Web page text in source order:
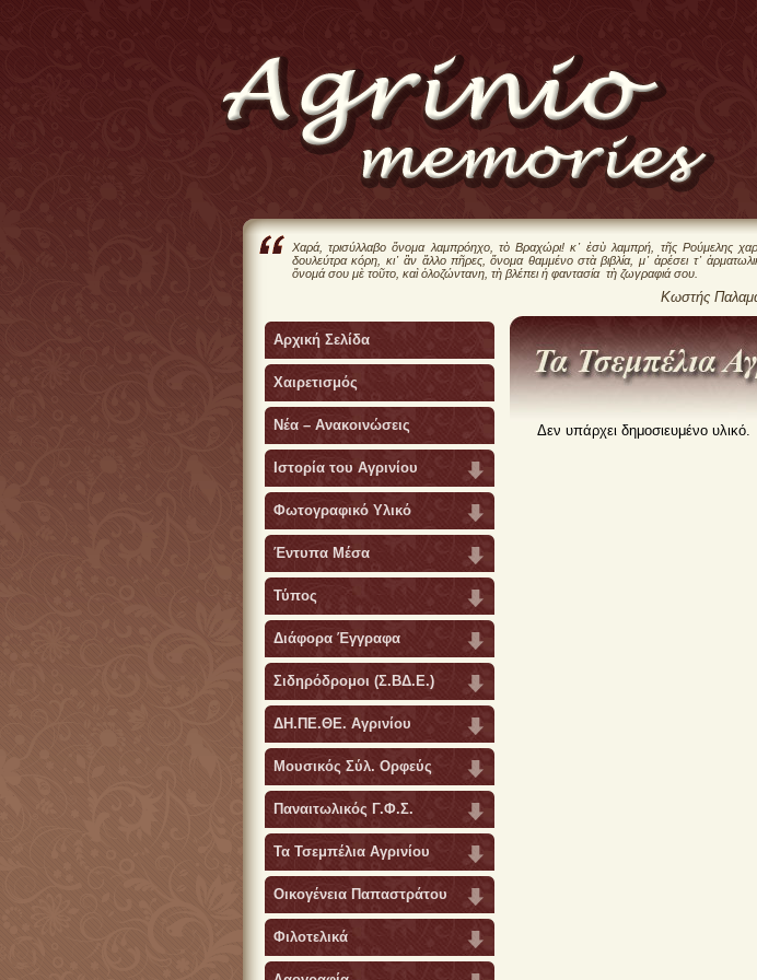
Χαρά, τρισύλλαβο ὄνομα λαμπρόηχο, τὸ Βραχώρι! κ᾿ ἐσὺ λαμπρή, τῆς Ρούμελης
δουλεύτρα κόρη, κι᾿ ἂν ἄλλο πῆρες, ὄνομα θαμμένο στὰ βιβλία, μ᾿ ἀρέσει τ᾿
ὄνομά σου μὲ τοῦτο, καὶ ὁλοζώντανη, τὴ βλέπει ἡ φαντασία τὴ ζωγραφιά σου.
Κωστής
Αρχική Σελίδα
Χαιρετισμός
Νέα – Ανακοινώσεις
Ιστορία του Αγρινίου
Φωτογραφικό Υλικό
Έντυπα Μέσα
Τύπος
Διάφορα Έγγραφα
Σιδηρόδρομοι (Σ.ΒΔ.Ε.)
ΔΗ.ΠΕ.ΘΕ. Αγρινίου
Μουσικός Σύλ. Ορφεύς
Παναιτωλικός Γ.Φ.Σ.
Τα Τσεμπέλια Αγρινίου
Οικογένεια Παπαστράτου
Φιλοτελικά
Δεν υπάρχει δημοσιευμένο υλικό.